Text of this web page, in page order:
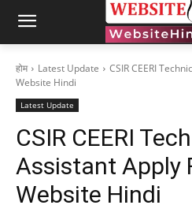
होम Latest Update
CSIR CEERI
Website Hindi
Latest Update
CSIR CEERI
Assistant Apply
Website Hindi